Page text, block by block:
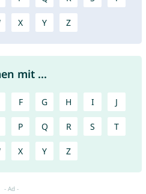
X Y Z
mit ...
F G H I J
P Q R S T
X Y Z